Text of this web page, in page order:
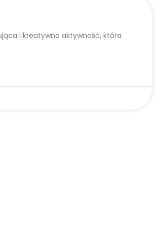
i kreatywna aktywność, która